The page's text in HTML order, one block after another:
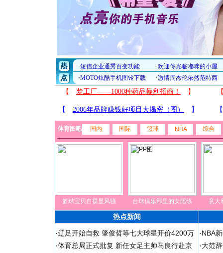
体育图吧 国内 国际 篮球 NBA 综合
篮球宝贝自摸显风骚 台球俱乐部里的女陪练 意大
热点新闻
·辽足开始自救 肇俊哲等七大球星开价4200万
·体育总局正式批复 新任女足主帅马良行赴京
·NBA
·大范